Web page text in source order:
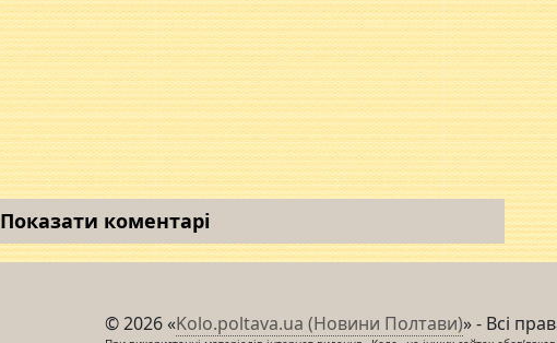
Показати коментарі
© 2026 «Kolo.poltava.ua (Новини Полтави)» - Всі